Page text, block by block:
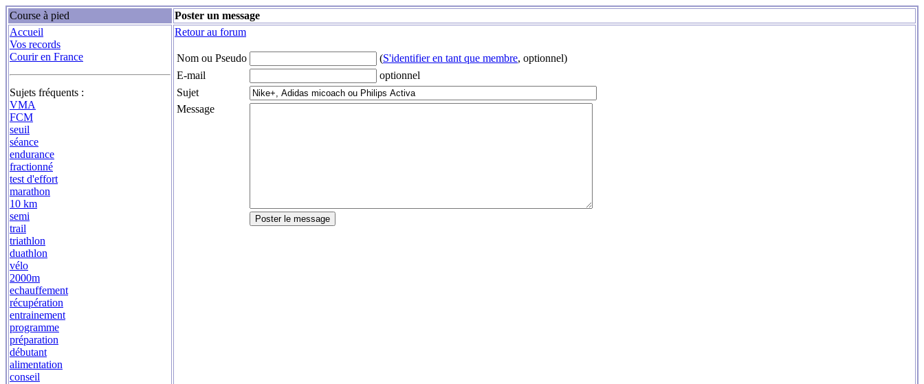
Course à pied
Poster un message
Accueil
Vos records
Courir en France
Sujets fréquents :
VMA
FCM
seuil
séance
endurance
fractionné
test d'effort
marathon
10 km
semi
trail
triathlon
duathlon
vélo
2000m
echauffement
récupération
entrainement
programme
préparation
débutant
alimentation
conseil
Retour au forum
Nom ou Pseudo (S'identifier en tant que membre, optionnel)
E-mail
optionnel
Sujet
Message